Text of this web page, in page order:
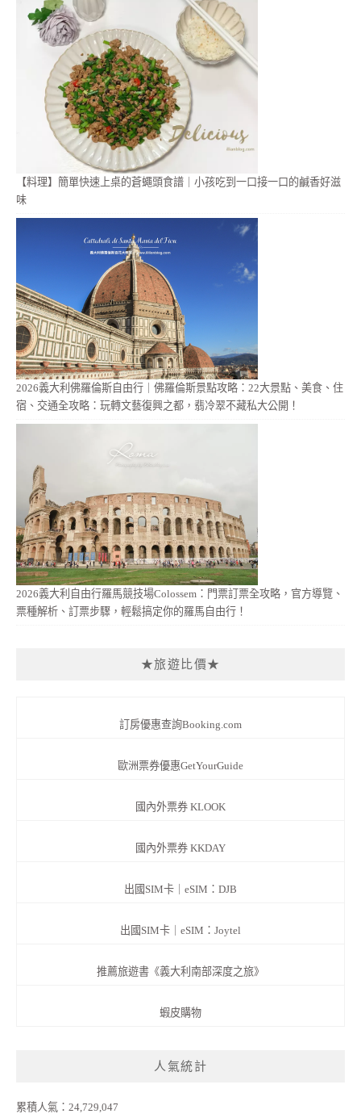
【料理】簡單快速上桌的蒼蠅頭食譜｜小孩吃到一口接一口的鹹香好滋
味
2026義大利佛羅倫斯自由行｜佛羅倫斯景點攻略：22大景點、美食、住
宿、交通全攻略：玩轉文藝復興之都，翡冷翠不藏私大公開！
2026義大利自由行羅馬競技場Colossem：門票訂票全攻略，官方導覽、
票種解析、訂票步驟，輕鬆搞定你的羅馬自由行！
★旅遊比價★
訂房優惠查詢Booking.com
歐洲票券優惠GetYourGuide
國內外票券 KLOOK
國內外票券 KKDAY
出國SIM卡｜eSIM：DJB
出國SIM卡｜eSIM：Joytel
推薦旅遊書《義大利南部深度之旅》
蝦皮購物
人氣統計
累積人氣：24,729,047